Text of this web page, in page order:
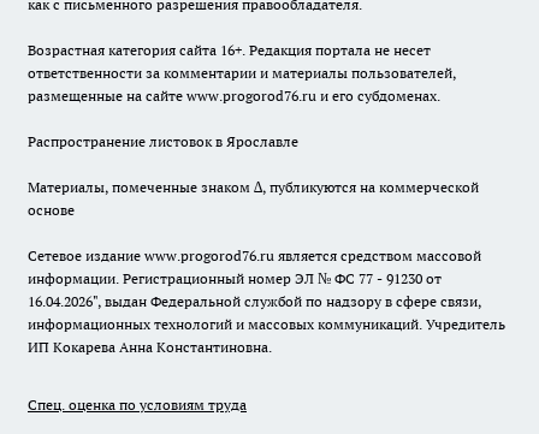
как с письменного разрешения правообладателя.
Возрастная категория сайта 16+. Редакция портала не несет
ответственности за комментарии и материалы пользователей,
размещенные на сайте www.progorod76.ru и его субдоменах.
Распространение листовок в Ярославле
Материалы, помеченные знаком ∆, публикуются на коммерческой
основе
Сетевое издание www.progorod76.ru является средством массовой
информации. Регистрационный номер ЭЛ № ФС 77 - 91230 от
16.04.2026", выдан Федеральной службой по надзору в сфере связи,
информационных технологий и массовых коммуникаций. Учредитель
ИП Кокарева Анна Константиновна.
Спец. оценка по условиям труда